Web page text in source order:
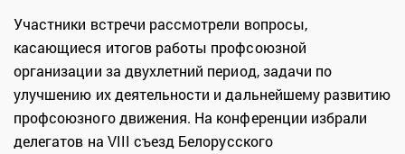
Участники встречи рассмотрели вопросы,
касающиеся итогов работы профсоюзной
организации за двухлетний период, задачи по
улучшению их деятельности и дальнейшему развитию
профсоюзного движения. На конференции избрали
делегатов на VIII съезд Белорусского